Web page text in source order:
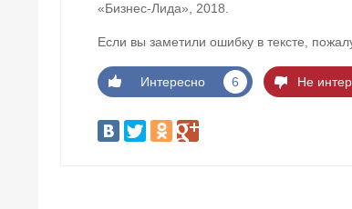
«Бизнес-Лида», 2018.
Если вы заметили ошибку в тексте,
Интересно 6 Не